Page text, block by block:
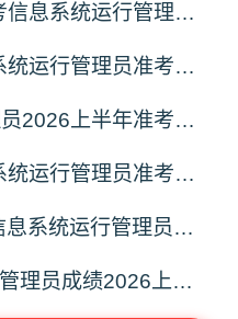
希赛网2026上半年软考信息系统运行管理员考前几页纸
2026上半年软考信息系统运行管理员准考证打印时间5月18日起
软考信息系统运行管理员2026上半年准考证打印时间汇总
2026上半年软考信息系统运行管理员准考证打印时间入口及要求
2026上半年软考初级信息系统运行管理员成绩多久能出？成绩查询时间多少？
软考初级信息系统运行管理员成绩2026上半年多久能查？26上半年信息系统运行管理员成绩查询